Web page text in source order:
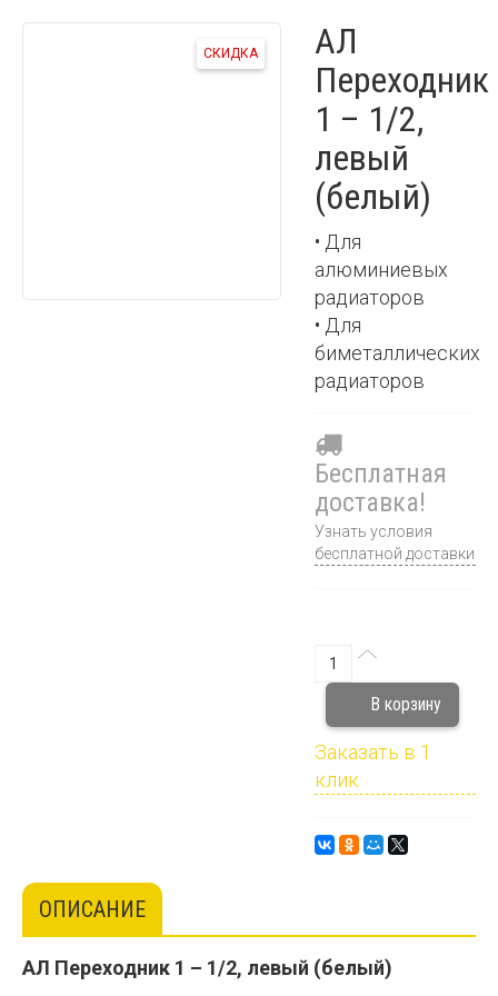
СКИДКА
АЛ
Переходник
1 – 1/2,
левый
(белый)
• Для
алюминиевых
радиаторов
• Для
биметаллических
радиаторов
Бесплатная
доставка!
Узнать условия
бесплатной доставки
Заказать в 1
клик
ОПИСАНИЕ
АЛ Переходник 1 – 1/2, левый (белый)